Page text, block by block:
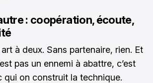
: coopération, écoute,
art à deux. Sans partenaire, rien. Et
pas un ennemi à abattre, c’est
qui on construit la technique.